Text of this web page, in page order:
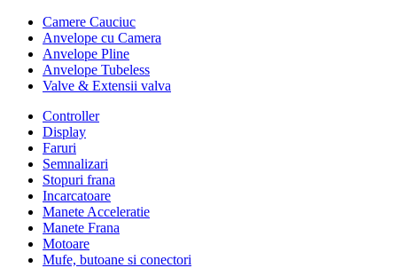
Camere Cauciuc
Anvelope cu Camera
Anvelope Pline
Anvelope Tubeless
Valve & Extensii valva
Controller
Display
Faruri
Semnalizari
Stopuri frana
Incarcatoare
Manete Acceleratie
Manete Frana
Motoare
Mufe, butoane si conectori